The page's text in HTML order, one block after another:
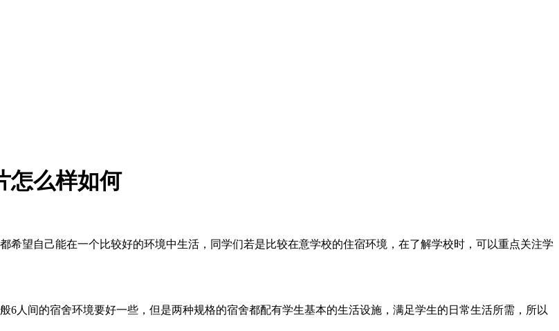
怎么样如何
望自己能在一个比较好的环境中生活，同学们若是比较在意学校的住宿环境，在了解学校时，可以重点关注学
人间的宿舍环境要好一些，但是两种规格的宿舍都配有学生基本的生活设施，满足学生的日常生活所需，所以